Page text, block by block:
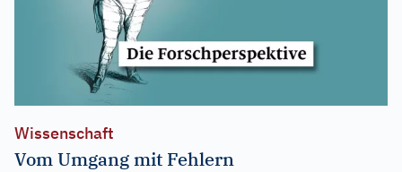
Wissenschaft
Vom Umgang mit Fehlern